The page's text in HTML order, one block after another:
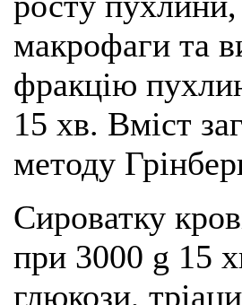
макрофаги та
фракцію
15 хв. Вміст
методу
Сироватку
при 3000 g 15
глюкози,